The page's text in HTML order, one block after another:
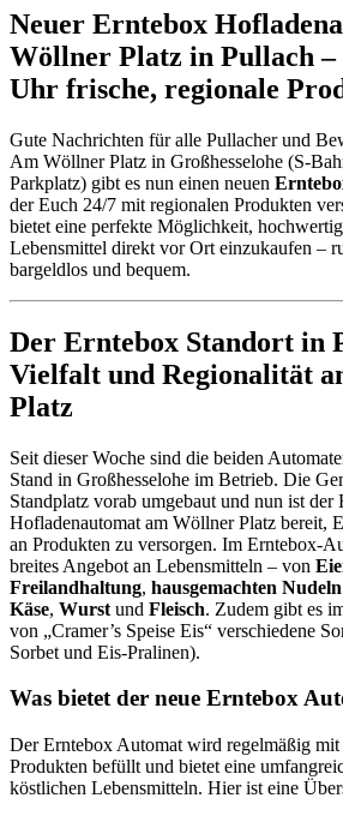
Neuer Erntebox
Wöllner Platz in Pullach –
Uhr frische, regionale
Gute Nachrichten für alle Pullacher und
Am Wöllner Platz in Großhesselohe (S-
Parkplatz) gibt es nun einen neuen
der Euch 24/7 mit regionalen Produkten
bietet eine perfekte Möglichkeit,
Lebensmittel direkt vor Ort einzukaufen –
bargeldlos und bequem.
Der Erntebox Standort in
Vielfalt und Regionalität
Platz
Seit dieser Woche sind die beiden
Stand in Großhesselohe im Betrieb. Die
Standplatz vorab umgebaut und nun ist der
Hofladenautomat am Wöllner Platz bereit,
an Produkten zu versorgen. Im Erntebox-
breites Angebot an Lebensmitteln – von
Freilandhaltung, hausgemachten Nudeln
Käse, Wurst und Fleisch. Zudem gibt es
von „Cramer’s Speise Eis“ verschiedene
Sorbet und Eis-Pralinen).
Was bietet der neue Erntebox
Der Erntebox Automat wird regelmäßig mit
Produkten befüllt und bietet eine
köstlichen Lebensmitteln. Hier ist eine